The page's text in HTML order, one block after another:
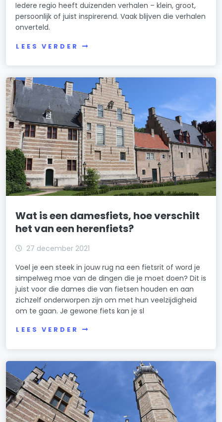
Iedere regio heeft duizenden verhalen – klein, groot,
persoonlijk of juist inspirerend. Vaak blijven die verhalen
onverteld.
LEES VERDER
Wat is een damesfiets, hoe verschilt
het van een herenfiets?
27 december 2021
Voel je een steek in jouw rug na een fietsrit of word je
simpelweg moe van de dingen die je moet doen? Dit is
juist voor die dames die van fietsen houden en aan
zichzelf onderworpen zijn om met hun veelzijdigheid
om te gaan. Je gewone fiets kan je sl
LEES VERDER